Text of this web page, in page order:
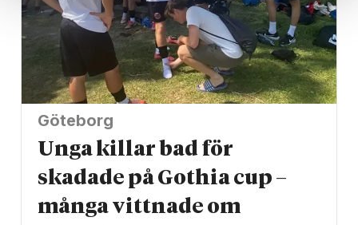
Göteborg
Unga killar bad för
skadade på Gothia cup –
många vittnade om